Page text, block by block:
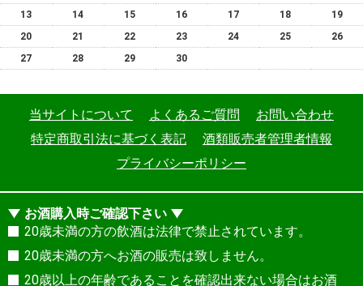
13
14 15 16 17 18
19
20
21 22 23 24 25
26
27
28 29 30
当サイトについて よくあるご質問
お問い合わせ
特定商取引法に基づく表記
酒類販売者管理者情報
プライバシーポリシー
お酒購入時ご確認下さい
20歳未満の方の飲酒は法律で禁止されています。
20歳未満の方へお酒の販売は致しません。
20歳以上の年齢であることを確認出来ない場合はお酒